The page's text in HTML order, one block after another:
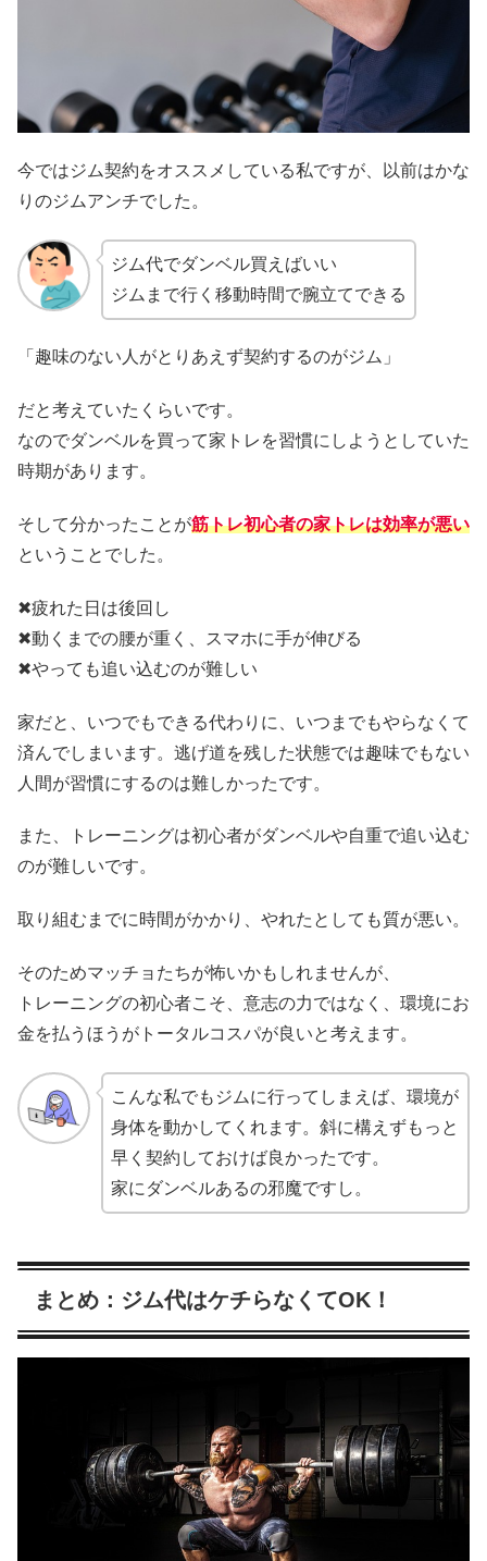
今ではジム契約をオススメしている私ですが、以前はかな
りのジムアンチでした。
ジム代でダンベル買えばいい
ジムまで行く移動時間で腕立てできる
「趣味のない人がとりあえず契約するのがジム」
だと考えていたくらいです。
なのでダンベルを買って家トレを習慣にしようとしていた
時期があります。
そして分かったことが筋トレ初心者の家トレは効率が悪い
ということでした。
✖疲れた日は後回し
✖動くまでの腰が重く、スマホに手が伸びる
✖やっても追い込むのが難しい
家だと、いつでもできる代わりに、いつまでもやらなくて
済んでしまいます。逃げ道を残した状態では趣味でもない
人間が習慣にするのは難しかったです。
また、トレーニングは初心者がダンベルや自重で追い込む
のが難しいです。
取り組むまでに時間がかかり、やれたとしても質が悪い。
そのためマッチョたちが怖いかもしれませんが、
トレーニングの初心者こそ、意志の力ではなく、環境にお
金を払うほうがトータルコスパが良いと考えます。
こんな私でもジムに行ってしまえば、環境が
身体を動かしてくれます。斜に構えずもっと
早く契約しておけば良かったです。
家にダンベルあるの邪魔ですし。
まとめ：ジム代はケチらなくてOK！